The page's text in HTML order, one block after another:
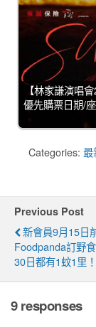
【林家謙演唱
優先購票日期/
Categories: 最
Previous Post
新會員9月15日
Foodpanda訂野
30日都有1蚊1里！
9 responses